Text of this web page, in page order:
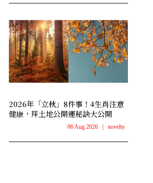
2026年「立秋」8件事！4生肖注意
健康，拜土地公開運秘訣大公開
06 Aug 2026 novelty